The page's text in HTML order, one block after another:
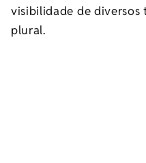
visibilidade de diversos
plural.